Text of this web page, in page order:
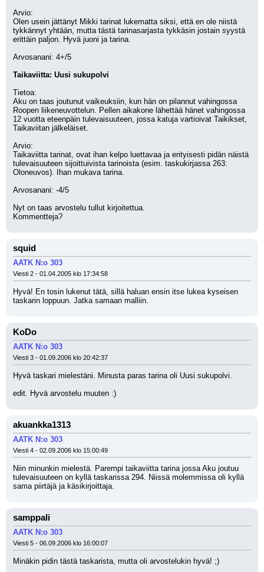
Arvio:
Olen usein jättänyt Mikki tarinat lukematta siksi, että en ole niistä
tykkännyt yhtään, mutta tästä tarinasarjasta tykkäsin jostain syystä
erittäin paljon. Hyvä juoni ja tarina.
Arvosanani: 4+/5
Taikaviitta: Uusi sukupolvi
Tietoa:
Aku on taas joutunut vaikeuksiin, kun hän on pilannut vahingossa
Roopen liikeneuvottelun. Pellen aikakone lähettää hänet vahingossa
12 vuotta eteenpäin tulevaisuuteen, jossa katuja vartioivat Taikikset,
Taikaviitan jälkeläiset.
Arvio:
Taikaviitta tarinat, ovat ihan kelpo luettavaa ja erityisesti pidän näistä
tulevaisuuteen sijoittuivista tarinoista (esim. taskukirjassa 263:
Oloneuvos). Ihan mukava tarina.
Arvosanani: -4/5
Nyt on taas arvostelu tullut kirjoitettua.
Kommentteja?
squid
AATK N:o 303
Viesti 2 - 01.04.2005 klo 17:34:58
Hyvä! En tosin lukenut tätä, sillä haluan ensin itse lukea kyseisen
taskarin loppuun. Jatka samaan malliin.
KoDo
AATK N:o 303
Viesti 3 - 01.09.2006 klo 20:42:37
Hyvä taskari mielestäni. Minusta paras tarina oli Uusi sukupolvi.
edit. Hyvä arvostelu muuten :)
akuankka1313
AATK N:o 303
Viesti 4 - 02.09.2006 klo 15:00:49
Niin minunkin mielestä. Parempi taikaviitta tarina jossa Aku joutuu
tulevaisuuteen on kyllä taskarissa 294. Niissä molemmissa oli kyllä
sama piirtäjä ja käsikirjoittaja.
samppali
AATK N:o 303
Viesti 5 - 06.09.2006 klo 16:00:07
Minäkin pidin tästä taskarista, mutta oli arvostelukin hyvä! ;)